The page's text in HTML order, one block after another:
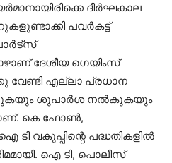
ദീർഘകാല
പവർകട്ട്
ദേശീയ ഗെയിംസ്
വേണ്ടി എല്ലാ പ്രധാന
ശുപാർശ നൽകുകയും
കെ ഫോൺ,
വകുപ്പിന്റെ പദ്ധതികളിൽ
ഐ ടി, പൊലീസ്